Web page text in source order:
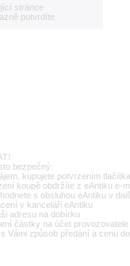
stránce
potvrdíte.
bezpečný:
kupujete potvrzením tlačítka
koupě obdržíte z eAntiku e-
s obsluhou eAntiku v
v kanceláři eAntiku
adresu na dobírku
částky na účet provozovatele
Vámi způsob předání a cenu